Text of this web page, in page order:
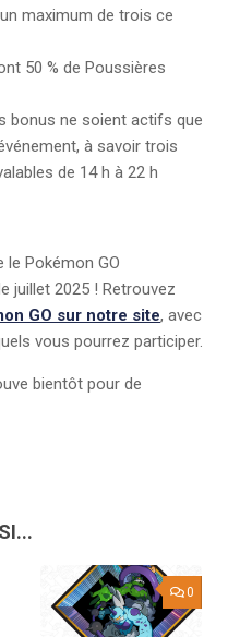
maximum de trois ce
50 % de Poussières
bonus ne soient actifs que
à savoir trois
de 14 h à 22 h
le Pokémon GO
juillet 2025 ! Retrouvez
GO sur notre site, avec
vous pourrez participer.
bientôt pour de
0